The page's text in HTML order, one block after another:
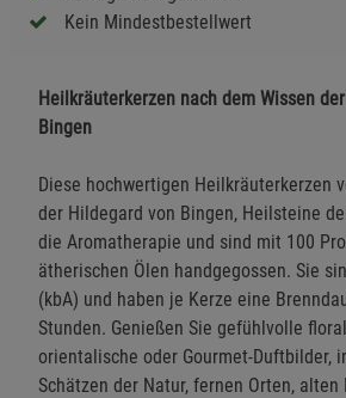
Kein Mindestbestellwert
Heilkräuterkerzen nach dem Wissen
Bingen
Diese hochwertigen Heilkräuterkerzen
der Hildegard von Bingen, Heilsteine
die Aromatherapie und sind mit 100
ätherischen Ölen handgegossen. Sie
(kbA) und haben je Kerze eine
Stunden. Genießen Sie gefühlvolle
orientalische oder Gourmet-Duftbilder,
Schätzen der Natur, fernen Orten,